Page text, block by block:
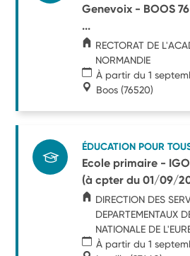
Genevoix - BOOS
...
RECTORAT DE
NORMANDIE
À partir du 1
Boos (76520)
ÉDUCATION POUR
Ecole primaire -
(à cpter du 01/09/
DIRECTION DES
DEPARTEMENTAUX
NATIONALE DE
À partir du 1